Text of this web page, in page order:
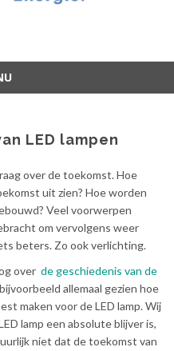
LED lampen
over de toekomst. Hoe
uit zien? Hoe worden
Veel voorwerpen
om vervolgens weer
beters. Zo ook verlichting.
over de geschiedenis van de
allemaal gezien hoe
maken voor de LED lamp. Wij
lamp een absolute blijver is,
niet dat de toekomst van